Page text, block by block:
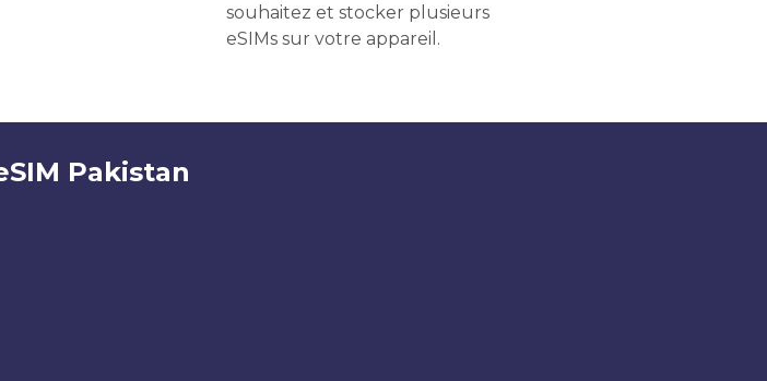
souhaitez et stocker plusieurs
eSIMs sur votre appareil.
Pakistan